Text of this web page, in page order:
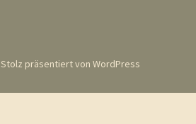
Stolz präsentiert von WordPress